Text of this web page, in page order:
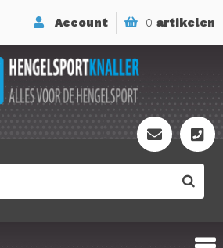
0 artikelen
Account